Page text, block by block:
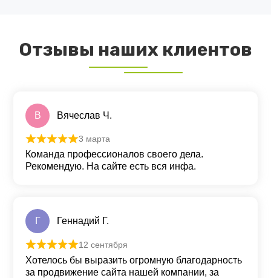
Отзывы наших клиентов
В Вячеслав Ч.
Оценка из 5
3 марта
Команда профессионалов своего дела.
Рекомендую. На сайте есть вся инфа.
Г Геннадий Г.
Оценка5 из 5
12 сентября
Хотелось бы выразить огромную благодарность
за продвижение сайта нашей компании, за